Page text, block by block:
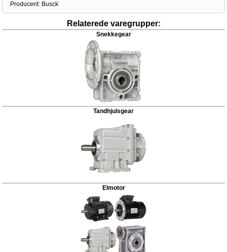
Producent: Busck
Relaterede varegrupper:
Snekkegear
Tandhjulsgear
Elmotor